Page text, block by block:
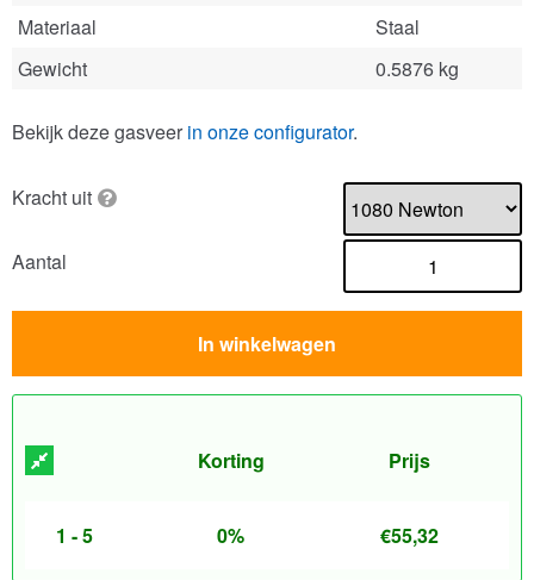
Materiaal
Staal
Gewicht
0.5876 kg
Bekijk deze gasveer in onze configurator.
Kracht uit
Aantal
In winkelwagen
Korting Prijs
1 - 5 0% €55,32